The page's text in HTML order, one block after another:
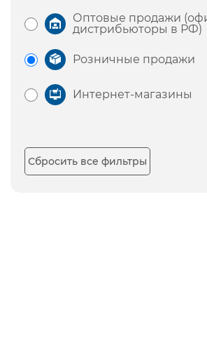
Оптовые продажи
дистрибьюторы в РФ)
Розничные продажи
Интернет-магазины
Сбросить все фильтры